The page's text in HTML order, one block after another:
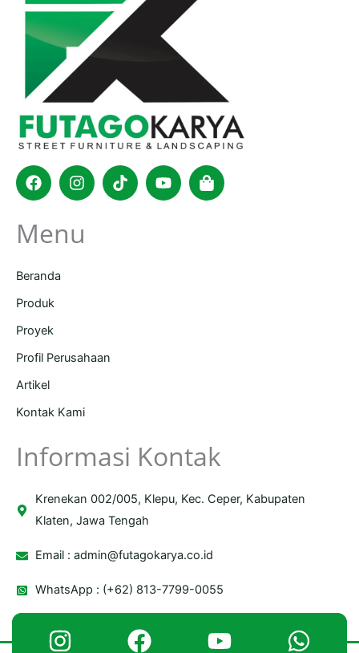
FacebookInstagram
TiktokYoutubeShopping-
bag
Menu
Beranda
Produk
Proyek
Profil Perusahaan
Artikel
Kontak Kami
Informasi Kontak
Krenekan 002/005, Klepu, Kec. Ceper, Kabupaten
Klaten, Jawa Tengah
Email :admin@futagokarya.co.id
WhatsApp : (+62) 813-7799-0055